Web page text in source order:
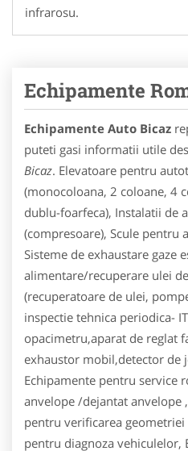
infrarosu.
Echipamente
Echipamente Auto Bicaz
puteti gasi informatii utile
Bicaz. Elevatoare pentru
(monocoloana, 2 coloane, 4
dublu-foarfeca), Instalatii de
(compresoare), Scule pentru
Sisteme de exhaustare gaze
alimentare/recuperare ulei
(recuperatoare de ulei,
inspectie tehnica periodica-
opacimetru,aparat de reglat
exhaustor mobil,detector de
Echipamente pentru service
anvelope /dejantat anvelope
pentru verificarea geometriei
pentru diagnoza vehiculelor,